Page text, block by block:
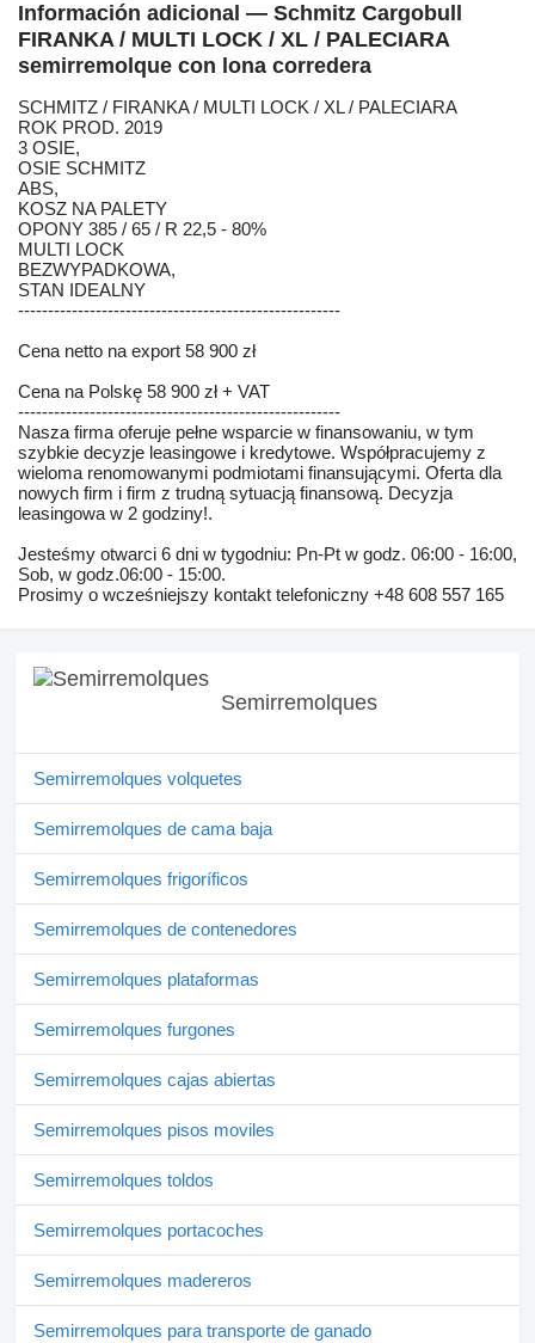
Información adicional — Schmitz Cargobull
FIRANKA / MULTI LOCK / XL / PALECIARA
semirremolque con lona corredera
SCHMITZ / FIRANKA / MULTI LOCK / XL / PALECIARA
ROK PROD. 2019
3 OSIE,
OSIE SCHMITZ
ABS,
KOSZ NA PALETY
OPONY 385 / 65 / R 22,5 - 80%
MULTI LOCK
BEZWYPADKOWA,
STAN IDEALNY
------------------------------------------------------
Cena netto na export 58 900 zł
Cena na Polskę 58 900 zł + VAT
------------------------------------------------------
Nasza firma oferuje pełne wsparcie w finansowaniu, w tym
szybkie decyzje leasingowe i kredytowe. Współpracujemy z
wieloma renomowanymi podmiotami finansującymi. Oferta dla
nowych firm i firm z trudną sytuacją finansową. Decyzja
leasingowa w 2 godziny!.
Jesteśmy otwarci 6 dni w tygodniu: Pn-Pt w godz. 06:00 - 16:00,
Sob, w godz.06:00 - 15:00.
Prosimy o wcześniejszy kontakt telefoniczny +48 608 557 165
Semirremolques
Semirremolques volquetes
Semirremolques de cama baja
Semirremolques frigoríficos
Semirremolques de contenedores
Semirremolques plataformas
Semirremolques furgones
Semirremolques cajas abiertas
Semirremolques pisos moviles
Semirremolques toldos
Semirremolques portacoches
Semirremolques madereros
Semirremolques para transporte de ganado